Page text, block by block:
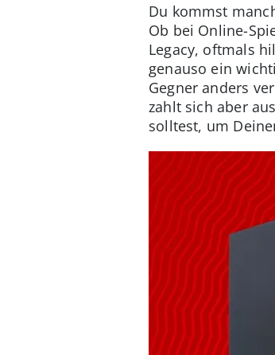
Du kommst
Ob bei Online-
Legacy, oftmals
genauso ein
Gegner anders
zahlt sich aber
solltest, um